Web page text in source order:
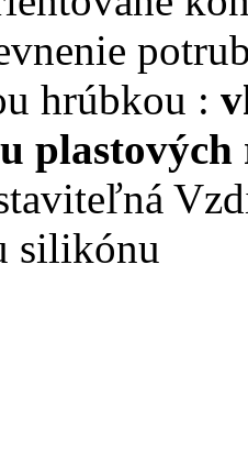
hrúbkou :
silikónu